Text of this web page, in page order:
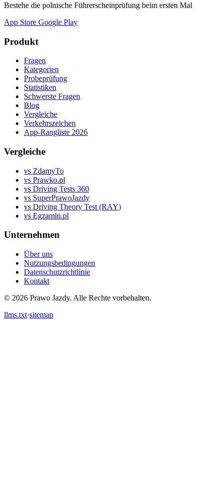
Bestehe die polnische Führerscheinprüfung beim ersten Mal
App Store Google Play
Produkt
Fragen
Kategorien
Probeprüfung
Statistiken
Schwerste Fragen
Blog
Vergleiche
Verkehrszeichen
App-Rangliste 2026
Vergleiche
vs ZdamyTo
vs Prawko.pl
vs Driving Tests 360
vs SuperPrawoJazdy
vs Driving Theory Test (RAY)
vs Egzamin.pl
Unternehmen
Über uns
Nutzungsbedingungen
Datenschutzrichtlinie
Kontakt
© 2026 Prawo Jazdy. Alle Rechte vorbehalten.
llms.txt·sitemap